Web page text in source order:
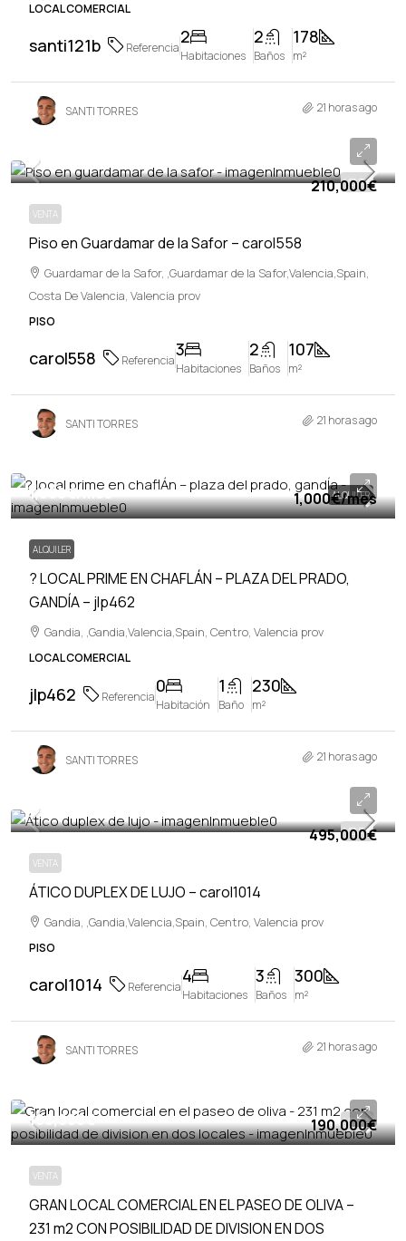
LOCAL COMERCIAL
santi121b Referencia
2
Habitaciones
2
Baños
178
m²
SANTI TORRES 21 horas ago
VENTA
210,000€
VENTA
Piso en Guardamar de la Safor – carol558
210,000€
Guardamar de la Safor, ,Guardamar de la Safor,Valencia,Spain,
Costa De Valencia, Valencia prov
PISO
carol558 Referencia
3
Habitaciones
2
Baños
107
m²
SANTI TORRES 21 horas ago
ALQUILER
1,000€/mes
ALQUILER
? LOCAL PRIME EN CHAFLÁN – PLAZA DEL PRADO,
GANDÍA – jlp462
1,000€/mes
Gandia, ,Gandia,Valencia,Spain, Centro, Valencia prov
LOCAL COMERCIAL
jlp462 Referencia
0
Habitación
1
Baño
230
m²
SANTI TORRES 21 horas ago
VENTA
495,000€
VENTA
ÁTICO DUPLEX DE LUJO – carol1014
495,000€
Gandia, ,Gandia,Valencia,Spain, Centro, Valencia prov
PISO
carol1014 Referencia
4
Habitaciones
3
Baños
300
m²
SANTI TORRES 21 horas ago
VENTA
190,000€
VENTA
GRAN LOCAL COMERCIAL EN EL PASEO DE OLIVA –
231 m2 CON POSIBILIDAD DE DIVISION EN DOS
190,000€